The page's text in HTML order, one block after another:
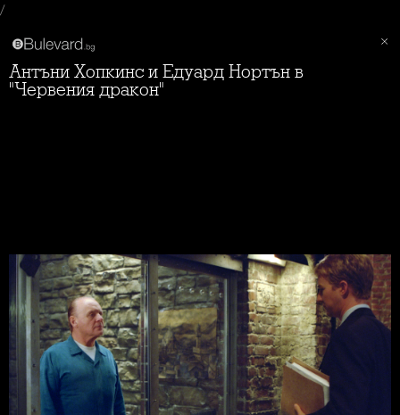
/
Антъни Хопкинс и Едуард Нортън в
"Червения дракон"